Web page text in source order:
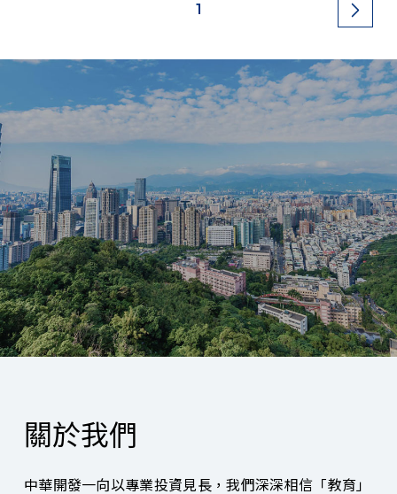
1
關於我們
中華開發一向以專業投資見長，我們深深相信「教育」